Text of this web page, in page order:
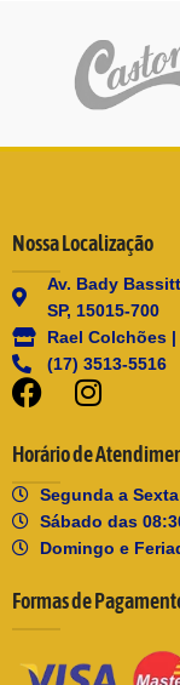
Nossa Localização
Av. Bady
SP, 15015-700
Rael Colchões |
(17) 3513-5516
Horário de
Segunda a
Sábado das
Domingo e
Formas de